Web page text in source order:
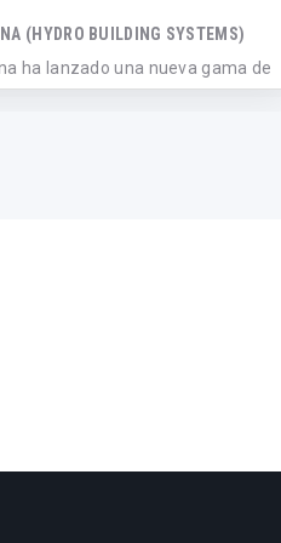
(HYDRO BUILDING SYSTEMS)
ha lanzado una nueva gama de